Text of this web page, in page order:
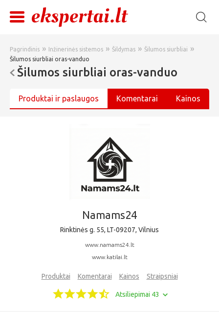
Pagrindinis » Inžinerinės sistemos » Šildymas » Šilumos siurbliai »
Šilumos siurbliai oras-vanduo
Šilumos siurbliai oras-vanduo
Produktai ir paslaugos Komentarai Kainos
Namams24
Rinktinės g. 55, LT-09207, Vilnius
www.namams24.lt
www.katilai.lt
Produktai Komentarai Kainos Straipsniai
Atsiliepimai 43